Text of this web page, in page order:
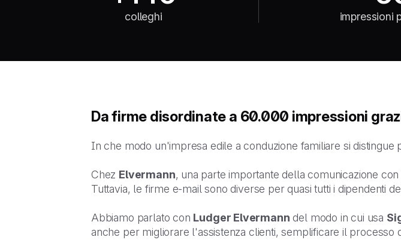
colleghi impressioni
Da firme disordinate a 60.000 impressioni
In che modo un'impresa edile a conduzione familiare si
Chez Elvermann, una parte importante della comunicazione
Tuttavia, le firme e-mail sono diverse per quasi tutti i dipendenti
Abbiamo parlato con Ludger Elvermann del modo in cui usa
anche per migliorare l'assistenza clienti, semplificare il processo